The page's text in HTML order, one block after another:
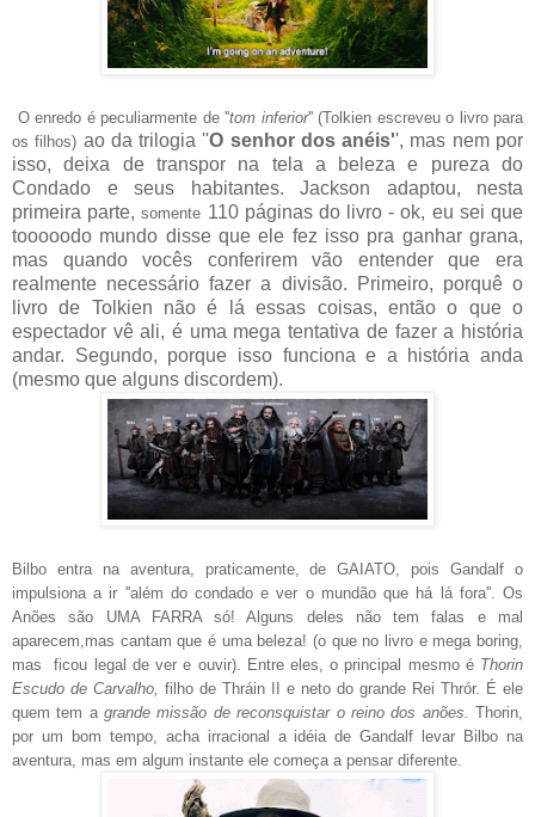
O enredo é peculiarmente de ''tom inferior'' (Tolkien escreveuo livro para
os filhos) ao da trilogia ''O senhor dos anéis'', mas nem por
isso, deixa de transpor na tela a beleza e pureza do
Condado e seus habitantes. Jackson adaptou, nesta
primeira parte,somente 110 páginas do livro - ok, eu sei que
tooooodo mundo disse que ele fez isso pra ganhar grana,
mas quando vocês conferirem vão entender que era
realmente necessário fazer a divisão. Primeiro, porquê o
livro de Tolkien não é lá essas coisas, então o que o
espectador vê ali, é uma mega tentativa de fazer a história
andar. Segundo, porque isso funciona e a história anda
(mesmo que alguns discordem).
Bilbo entra na aventura, praticamente, de GAIATO, pois Gandalf o
impulsiona a ir ''além do condado e ver o mundão que há lá fora''. Os
Anões são UMA FARRA só! Alguns deles não tem falas e mal
aparecem,mas cantam que é uma beleza! (o que no livro e mega boring,
mas ficou legal de ver e ouvir). Entre eles, o principal mesmo é Thorin
Escudo de Carvalho, filho de Thráin II e neto do grande Rei Thrór. É ele
quem tem agrande missão de reconsquistar o reino dos anões.Thorin,
por um bom tempo, acha irracional a idéia de Gandalf levar Bilbo na
aventura, mas em algum instante ele começa a pensar diferente.